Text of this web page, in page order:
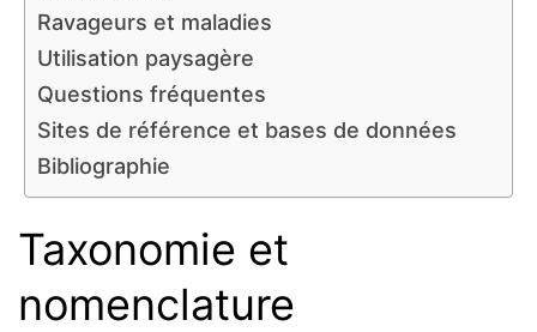
Ravageurs et maladies
Utilisation paysagère
Questions fréquentes
Sites de référence et bases de données
Bibliographie
Taxonomie et
nomenclature